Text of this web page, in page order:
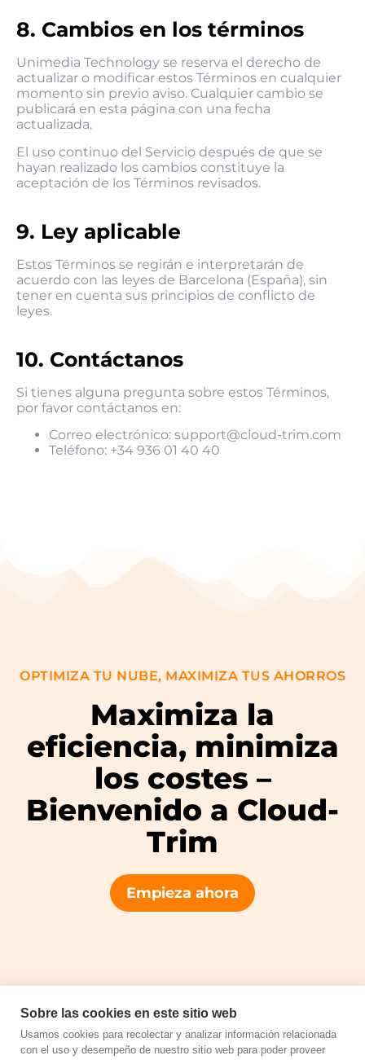
8. Cambios en los términos
Unimedia Technology se reserva el derecho de
actualizar o modificar estos Términos en cualquier
momento sin previo aviso. Cualquier cambio se
publicará en esta página con una fecha
actualizada.
El uso continuo del Servicio después de que se
hayan realizado los cambios constituye la
aceptación de los Términos revisados.
9. Ley aplicable
Estos Términos se regirán e interpretarán de
acuerdo con las leyes de Barcelona (España), sin
tener en cuenta sus principios de conflicto de
leyes.
10. Contáctanos
Si tienes alguna pregunta sobre estos Términos,
por favor contáctanos en:
Correo electrónico: support@cloud-trim.com
Teléfono: +34 936 01 40 40
OPTIMIZA TU NUBE, MAXIMIZA TUS AHORROS
Maximiza la
eficiencia, minimiza
los costes –
Bienvenido a Cloud-
Trim
Empieza ahora
Copyright © 2026 Cloud Trim by Unimedia Technology S.L.U.
Sobre las cookies en este sitio web
Usamos cookies para recolectar y analizar información relacionada
con el uso y desempeño de nuestro sitio web para poder proveer